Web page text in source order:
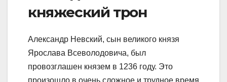
княжеский трон
Александр Невский, сын великого князя
Ярослава Всеволодовича, был
провозглашен князем в 1236 году. Это
произошло в очень сложное и трудное время